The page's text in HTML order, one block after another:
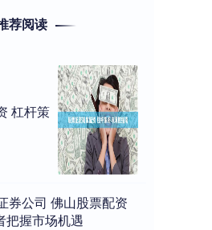
荐阅读
杠杆策
券公司 佛山股票配资
把握市场机遇